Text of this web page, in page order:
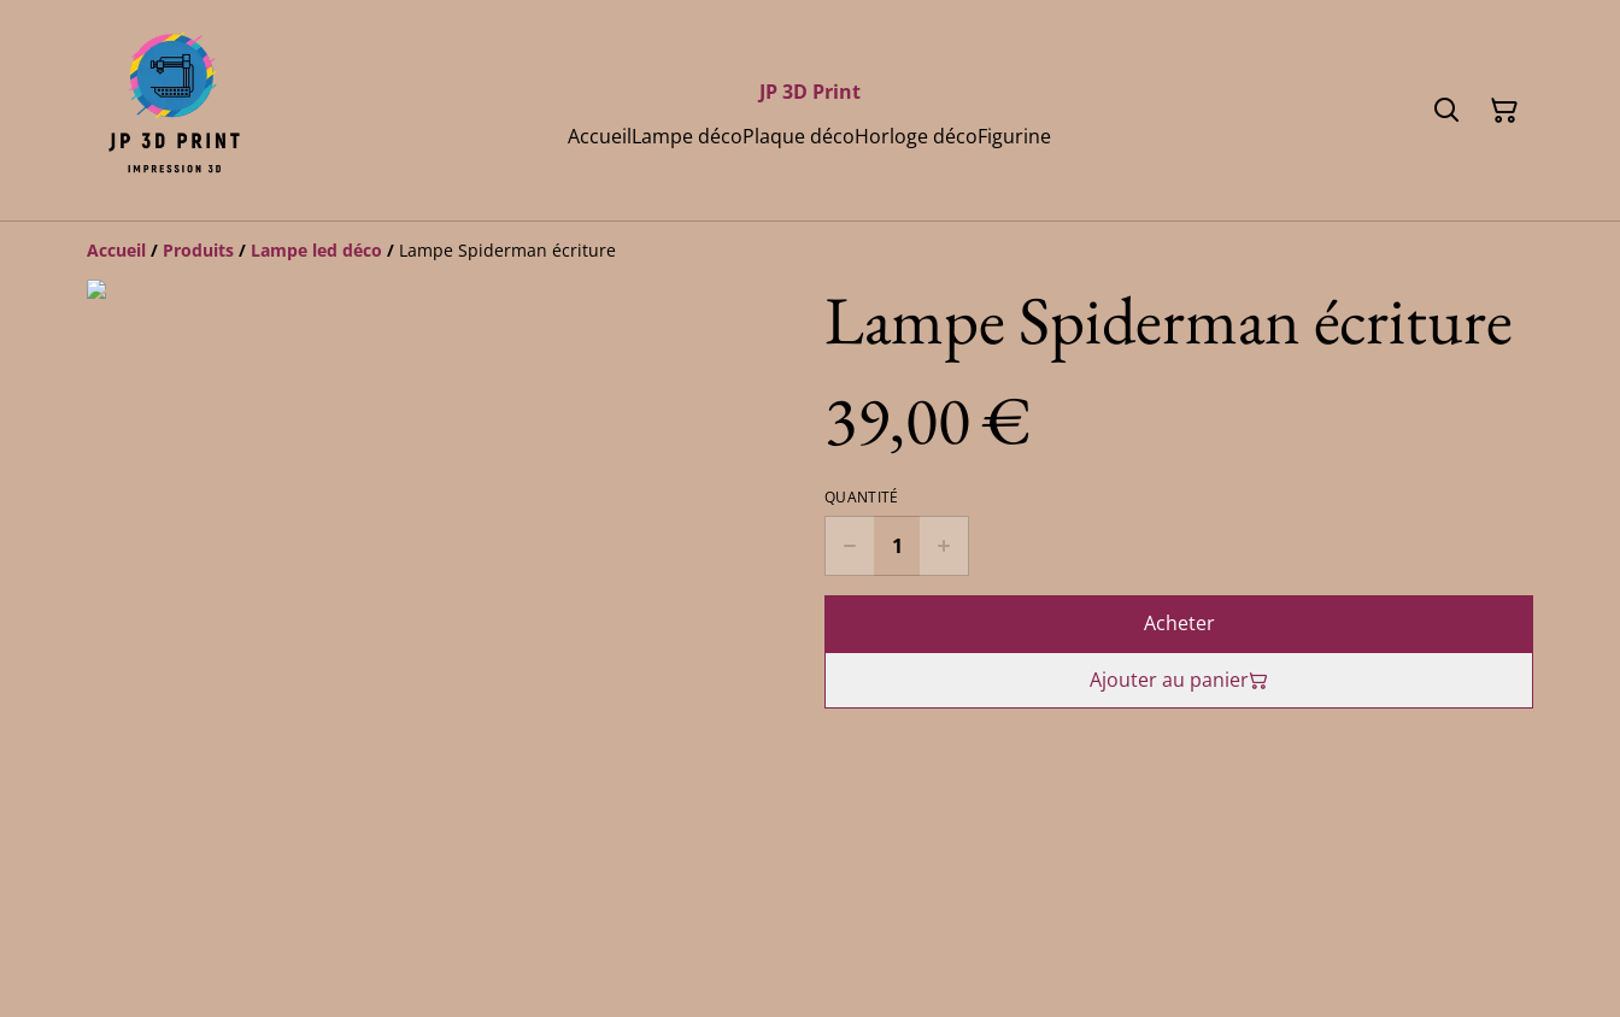
JP 3D Print
AccueilLampe décoPlaque décoHorloge décoFigurine
Accueil / Produits / Lampe led déco / Lampe Spiderman écriture
Lampe Spiderman écriture
39,00 €
QUANTITÉ
Acheter
Ajouter au panier